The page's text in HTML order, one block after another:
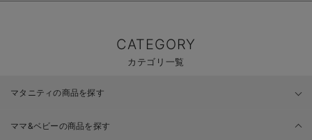
CATEGORY
カテゴリ一覧
マタニティの商品を探す
ママ&ベビーの商品を探す